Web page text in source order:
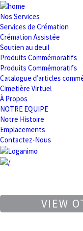
Nos Services
Services de Crémation
Crémation Assistée
Soutien au deuil
Produits Commémoratifs
Produits Commémoratifs
Catalogue d’articles
Cimetière Virtuel
À Propos
NOTRE EQUIPE
Notre Histoire
Emplacements
Contactez-Nous
VIEW